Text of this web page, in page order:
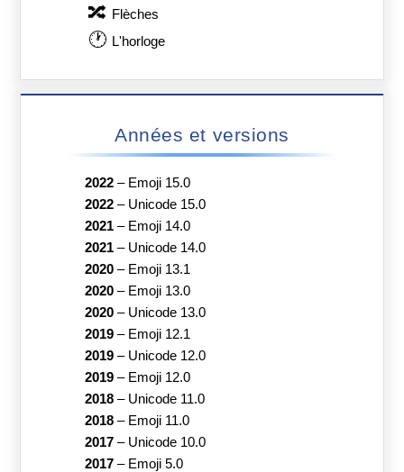
🔀 Flèches
🕐 L'horloge
Années et versions
2022– Emoji 15.0
2022– Unicode 15.0
2021– Emoji 14.0
2021– Unicode 14.0
2020– Emoji 13.1
2020– Emoji 13.0
2020– Unicode 13.0
2019– Emoji 12.1
2019– Unicode 12.0
2019– Emoji 12.0
2018– Unicode 11.0
2018– Emoji 11.0
2017– Unicode 10.0
2017– Emoji 5.0